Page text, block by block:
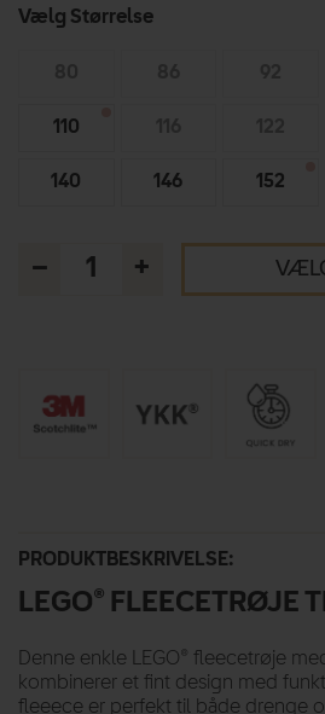
Vælg Størrelse
110
140 146 152
– +
PRODUKTBESKRIVELSE:
LEGO® FLEECETRØJE
Denne enkle LEGO® fleecetrøje
kombinerer et fint design med
fleeece er perfekt til både drenge